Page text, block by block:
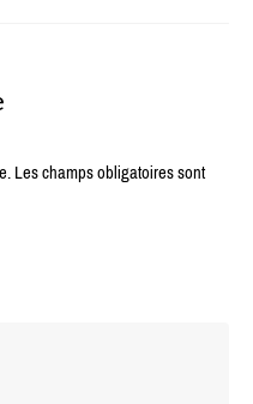
Les champs obligatoires sont